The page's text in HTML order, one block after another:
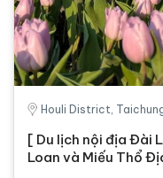
Houli District,
[ Du lịch nội địa Đài
Loan và Miếu Thổ